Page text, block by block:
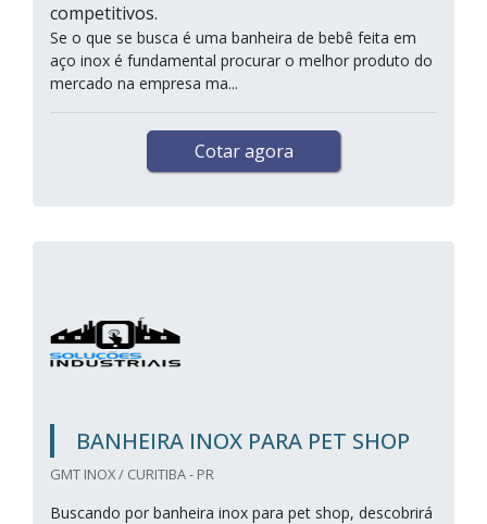
competitivos.
Se o que se busca é uma banheira de bebê feita em
aço inox é fundamental procurar o melhor produto do
mercado na empresa ma...
Cotar agora
BANHEIRA INOX PARA PET SHOP
GMT INOX / CURITIBA - PR
Buscando por banheira inox para pet shop, descobrirá